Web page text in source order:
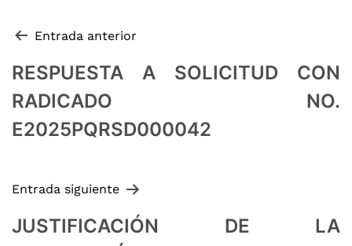
Navegación de entradas
Entrada anterior
RESPUESTA A SOLICITUD CON
RADICADO NO.
E2025PQRSD000042
Entrada siguiente
JUSTIFICACIÓN DE LA